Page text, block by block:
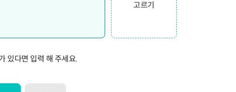
고르기
있다면 입력 해 주세요.